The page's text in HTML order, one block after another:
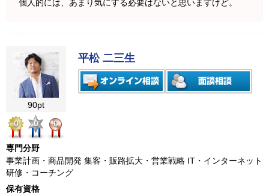
個人的には、あまり気にする必要はないと思いますけど。
90pt
0
0 0
平松 二三生
専門分野
事業計画・商品開発 集客・販路拡大・営業戦略 IT・インターネット
研修・コーチング
保有資格